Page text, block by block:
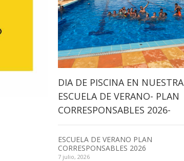
DIA DE PISCINA EN NUESTRA
ESCUELA DE VERANO- PLAN
CORRESPONSABLES 2026-
ESCUELA DE VERANO PLAN
CORRESPONSABLES 2026
7 julio, 2026